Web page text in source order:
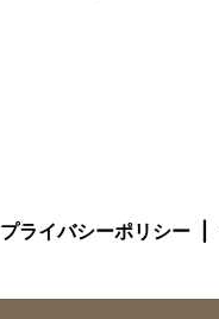
プライバシーポリシー